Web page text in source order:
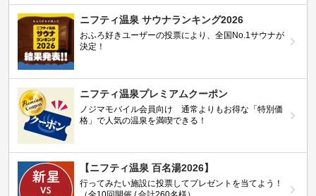
ニフティ温泉 サウナランキング2026
おふろ好きユーザーの投票により、全国No.1サウナが
決定！
ニフティ温泉プレミアムクーポン
ノジマモバイル会員向け 通常よりもお得な「特別価
格」で人気の温泉を満喫できる！
【ニフティ温泉 百名湯2026】
行ってみたい施設に投票してプレゼントを当てよう！